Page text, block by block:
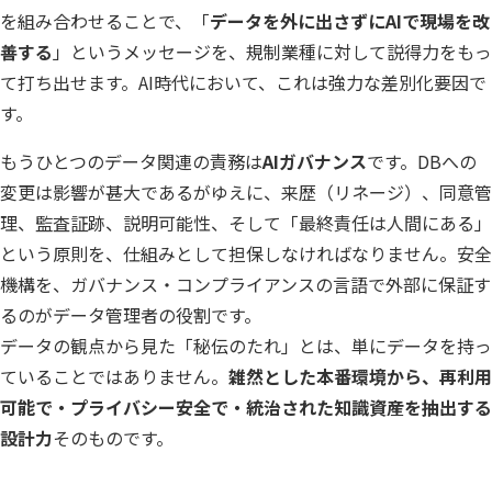
を組み合わせることで、「データを外に出さずにAIで現場を改
善する 」というメッセージを、規制業種に対して説得力をもっ
て打ち出せます。AI時代において、これは強力な差別化要因で
す。
もうひとつのデータ関連の責務はAIガバナンスです。DBへの
変更は影響が甚大であるがゆえに、来歴（リネージ）、同意管
理、監査証跡、説明可能性、そして「最終責任は人間にある」
という原則を、仕組みとして担保しなければなりません。安全
機構を、ガバナンス・コンプライアンスの言語で外部に保証す
るのがデータ管理者の役割です。
データの観点から見た「秘伝のたれ」とは、単にデータを持っ
ていることではありません。 雑然とした本番環境から、再利用
可能で・プライバシー安全で・統治された知識資産を抽出する
設計力そのものです。